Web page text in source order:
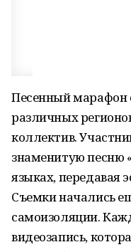
Песенный марафон
различных
коллектив.
знаменитую песню
языках, передавая
Съемки начались
самоизоляции.
видеозапись,